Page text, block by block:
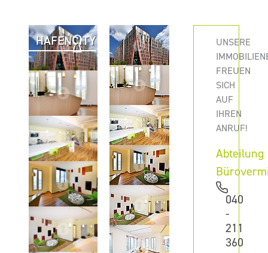
HAFENCITY
UNSERE
FREUEN
SICH
AUF
IHREN
ANRUF!
Abteilung
040
-
211
360